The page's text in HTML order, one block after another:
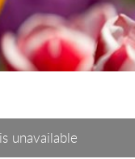
unavailable